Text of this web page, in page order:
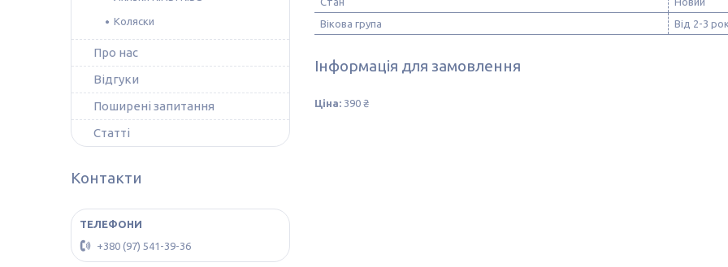
Вікова група
Від 2-3
Інформація для замовлення
Ціна: 390 ₴
Коляски
Про нас
Відгуки
Поширені запитання
Статті
Контакти
+380 (97) 541-39-36